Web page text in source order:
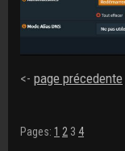
<- page précedente
Pages: 1 2 3 4